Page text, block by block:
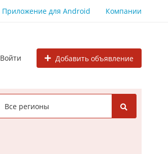
Приложение для Android Компании
Войти Добавить объявление